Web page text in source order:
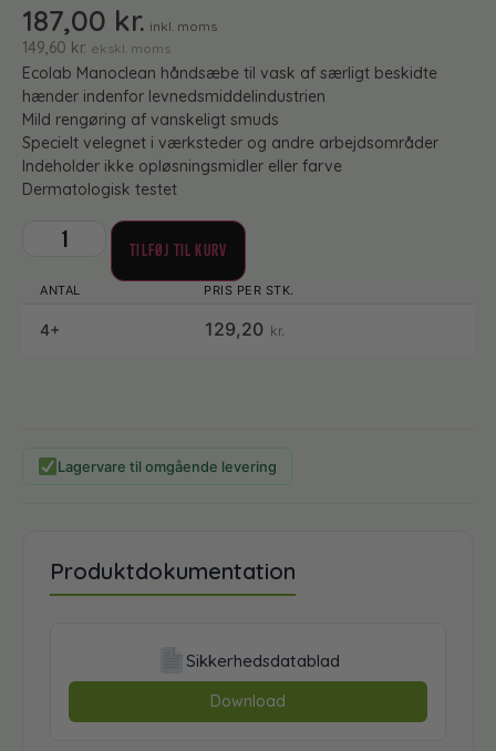
187,00 kr. inkl. moms
149,60 kr. ekskl. moms
Ecolab Manoclean håndsæbe til vask af særligt beskidte
hænder indenfor levnedsmiddelindustrien
Mild rengøring af vanskeligt smuds
Specielt velegnet i værksteder og andre arbejdsområder
Indeholder ikke opløsningsmidler eller farve
Dermatologisk testet
TILFØJ TIL KURV
4+ 129,20 kr.
Lagervare til omgående levering
Produktdokumentation
Sikkerhedsdatablad
Download